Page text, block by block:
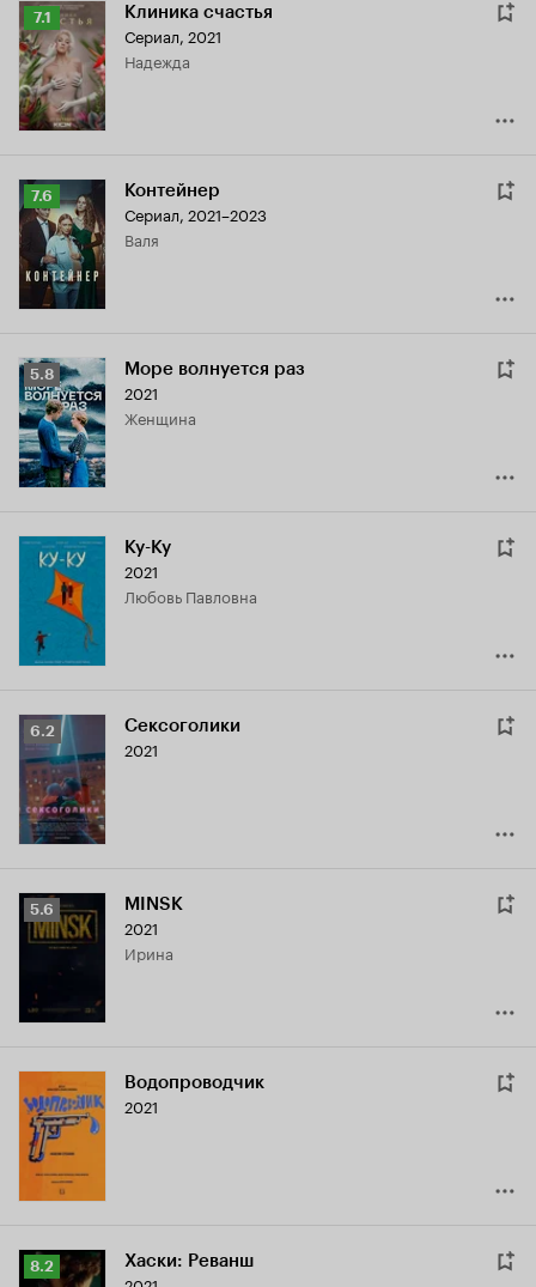
Рейтинг
Кинопоиска
7.1
7.1 Клиника счастья
Сериал, 2021
Надежда
Рейтинг
Кинопоиска
7.6
7.6 Контейнер
Сериал, 2021–2023
Валя
Рейтинг
Кинопоиска
5.8
5.8 Море волнуется раз
2021
Женщина
Ку-Ку
2021
Любовь Павловна
Рейтинг
Кинопоиска
6.2
6.2 Сексоголики
2021
Рейтинг
Кинопоиска
5.6 MINSK
2021
Ирина
Водопроводчик
2021
Рейтинг
8.2 Хаски: Реванш